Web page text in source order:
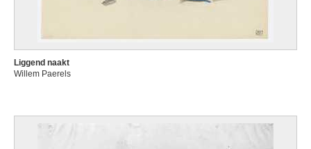
Liggend naakt
Willem Paerels